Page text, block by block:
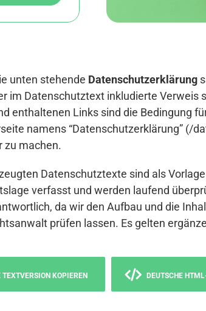
unten stehende Datenschutzerklärung
im Datenschutztext inkludierte
enthaltenen Links sind die Bedingung
namens “Datenschutzerklärung” (/
zu machen.
Datenschutztexte sind als
verfasst und werden laufend
da wir den Aufbau und die
prüfen lassen. Es gelten
TEXTVERSION KOPIEREN DEUTSCHE